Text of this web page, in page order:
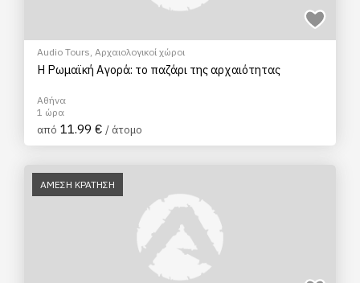
Audio Tours, Αρχαιολογικοί χώροι
Η Ρωμαϊκή Αγορά: το παζάρι της αρχαιότητας
Αθήνα
1 ώρα
από 11.99 € / άτομο
ΑΜΕΣΗ ΚΡΑΤΗΣΗ